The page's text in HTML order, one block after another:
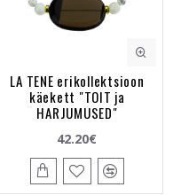
LA TENE erikollektsioon
käekett "TOIT ja
HARJUMUSED"
42.20€